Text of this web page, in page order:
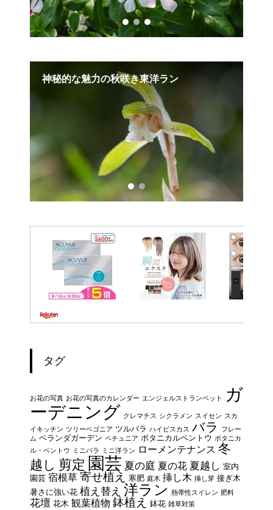
神秘的な魅力の秋咲き東洋ラン
タグ
お花の写真 お花の写真のカレンダー エンジェルストランペット
ガ
ーデニング クレマチス シクラメン スイセン スカ
イキッチン ツリーベゴニア ツルバラ ハイビスカス バラ
フレー
ム ベランダガーデン ペチュニア ボタニカルベントウ ボタニカ
ル・ベントウ
ミニバラ ミニ洋ラン ローメンテナンス 冬
越し 剪定 園芸 夏の庭 夏の花 夏越し 室内
園芸 宿根草 寄せ植え 寒肥 庭木 挿し木 挿し芽 接ぎ木
暑さに強い花 植え替え 洋ラン 熱帯性スイレン 肥料
花壇 花木 観葉植物 鉢植え 鉢花 雑草対策